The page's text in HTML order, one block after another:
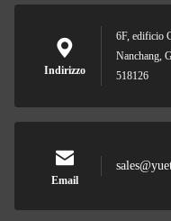
Indirizzo
6F, edificio
Nanchang,
518126
Email